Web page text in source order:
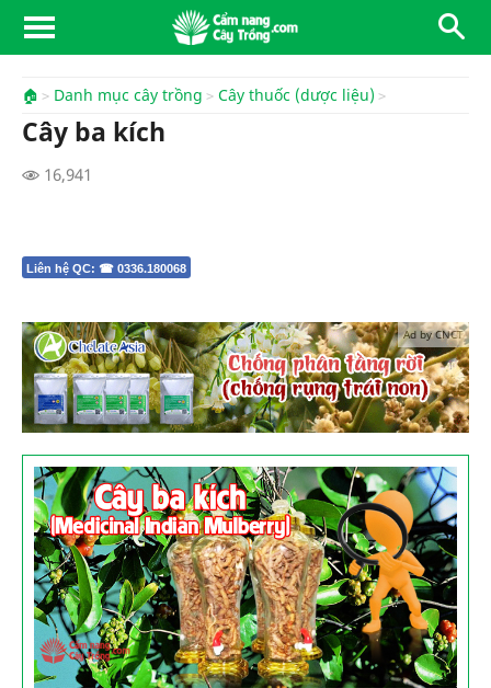
🏠 Danh mục cây trồng Cây thuốc (dược liệu)
Cây ba kích
16,941
Liên hệ QC: ☎ 0336.180068
Ad by CNCT